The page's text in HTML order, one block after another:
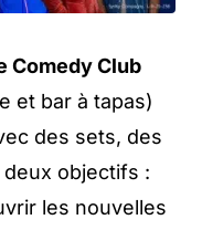
Comedy Club
et bar à tapas)
des sets, des
objectifs :
les nouvelles